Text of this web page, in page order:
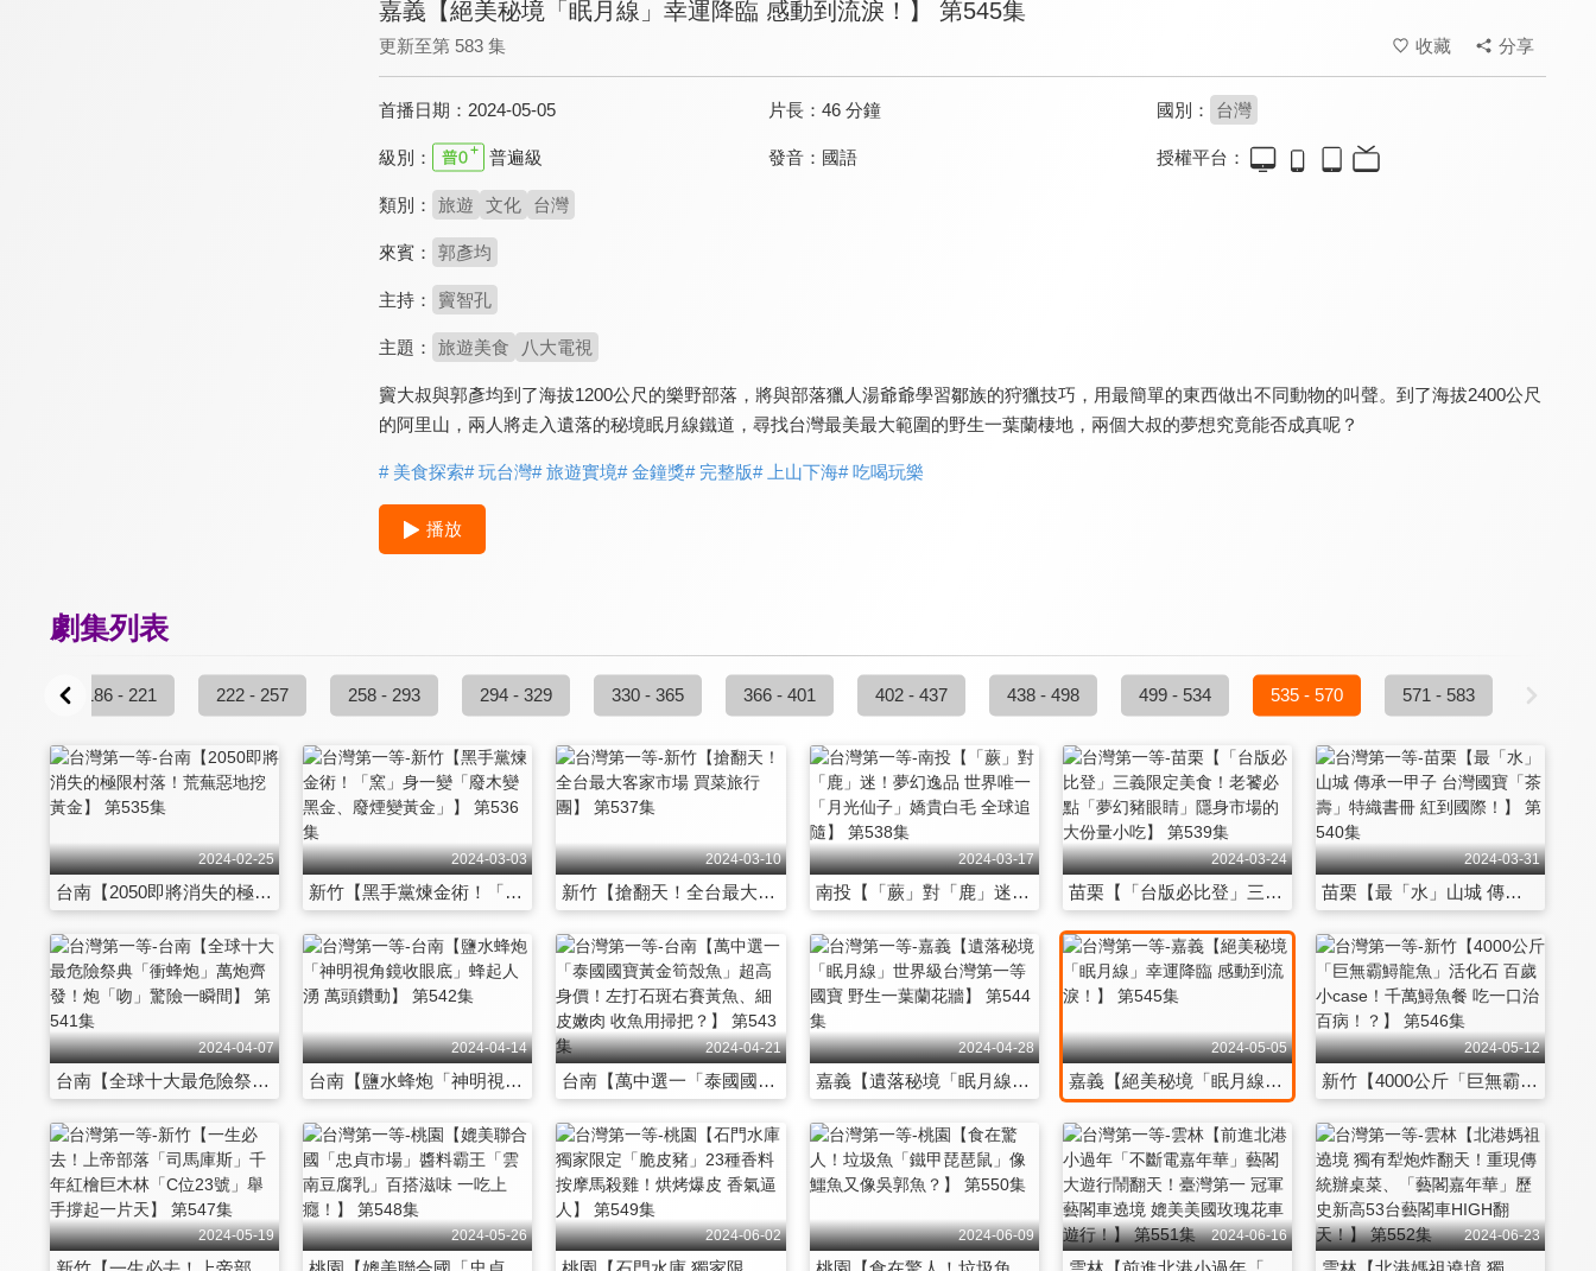
嘉義【絕美秘境「眠月線」幸運降臨 感動到流淚！】 第545集
更新至第 583 集 收藏 分享
首播日期： 2024-05-05 片長： 46 分鐘 國別： 台灣
級別： 普遍級 發音： 國語 授權平台：
類別： 旅遊 文化 台灣
來賓： 郭彥均
主持： 竇智孔
主題： 旅遊美食 八大電視
竇大叔與郭彥均到了海拔1200公尺的樂野部落，將與部落獵人湯爺爺學習鄒族的狩獵技巧，用最簡單的東西做出不同動物的叫聲。到了海拔2400公尺
的阿里山，兩人將走入遺落的秘境眠月線鐵道，尋找台灣最美最大範圍的野生一葉蘭棲地，兩個大叔的夢想究竟能否成真呢？
# 美食探索# 玩台灣# 旅遊實境# 金鐘獎# 完整版# 上山下海# 吃喝玩樂
播放
劇集列表
186 - 221 222 - 257 258 - 293 294 - 329 330 - 365 366 - 401 402 - 437 438 - 498 499 - 534 535 - 570 571 - 583
2024-02-25
台南【2050即將消失的極限村落！荒蕪惡地挖黃金】 第535集
2024-03-03
新竹【黑手黨煉金術！「窯」身一變「廢木變黑金、廢煙變黃金」】 第536集
2024-03-10
新竹【搶翻天！全台最大客家市場 買菜旅行團】 第537集
2024-03-17
南投【「蕨」對「鹿」迷！夢幻逸品 世界唯一「月光仙子」嬌貴白毛 全球追隨】 第538集
2024-03-24
苗栗【「台版必比登」三義限定美食！老饕必點「夢幻豬眼睛」隱身市場的大份量小吃】 第539集
2024-03-31
苗栗【最「水」山城 傳承一甲子 台灣國寶「茶壽」特織書冊 紅到國際！】 第540集
2024-04-07
台南【全球十大最危險祭典「衝蜂炮」萬炮齊發！炮「吻」驚險一瞬間】 第541集
2024-04-14
台南【鹽水蜂炮「神明視角鏡收眼底」蜂起人湧 萬頭鑽動】 第542集
2024-04-21
台南【萬中選一「泰國國寶黃金筍殼魚」超高身價！左打石斑右賽黃魚、細皮嫩肉 收魚用掃把？】 第543集
2024-04-28
嘉義【遺落秘境「眠月線」世界級台灣第一等國寶 野生一葉蘭花牆】 第544集
2024-05-05
嘉義【絕美秘境「眠月線」幸運降臨 感動到流淚！】 第545集
2024-05-12
新竹【4000公斤「巨無霸鱘龍魚」活化石 百歲小case！千萬鱘魚餐 吃一口治百病！？】 第546集
2024-05-19 2024-05-26 2024-06-02 2024-06-09 2024-06-16 2024-06-23